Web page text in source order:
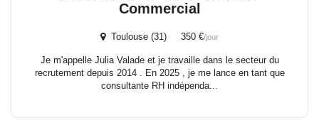
Commercial
Toulouse (31) 350 €/jour
Je m'appelle Julia Valade et je travaille dans le secteur du
recrutement depuis 2014 . En 2025 , je me lance en tant que
consultante RH indépenda...